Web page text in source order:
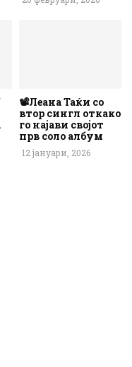
📽️Леана Таќи со
втор сингл откако
го најави својот
прв соло албум
12 јануари, 2026